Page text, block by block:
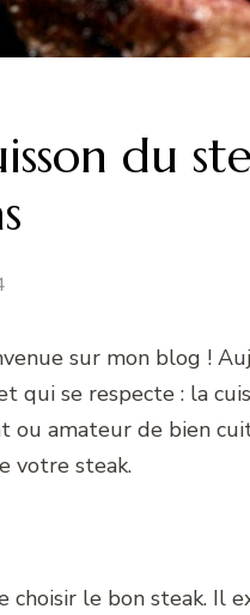
du
sur mon blog !
se respecte : la
ou amateur de bien
votre steak.
choisir le bon steak. Il